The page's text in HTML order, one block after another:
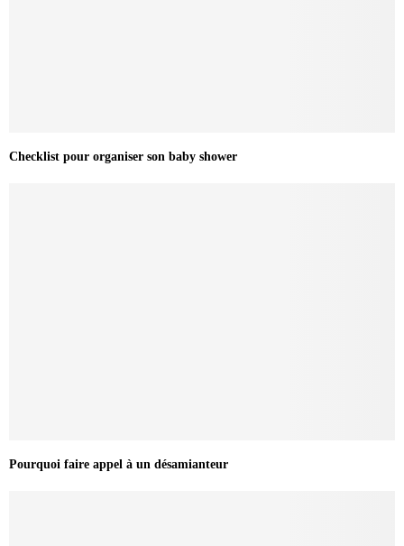
Checklist pour organiser son baby shower
Pourquoi faire appel à un désamianteur